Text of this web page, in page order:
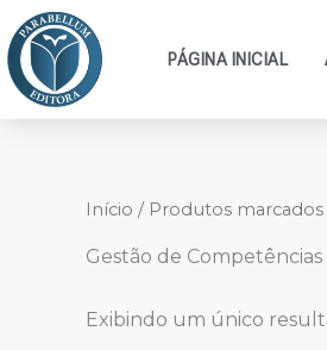
para
o
conteúdo
PÁGINA INICIAL
Início / Produtos marcados
Gestão de Competências
Exibindo um único